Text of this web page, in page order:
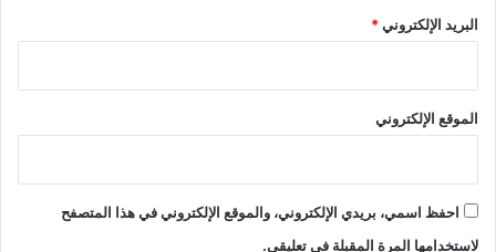
البريد الإلكتروني*
الموقع الإلكتروني
احفظ اسمي، بريدي الإلكتروني، والموقع الإلكتروني في هذا المتصفح
لاستخدامها المرة المقبلة في تعليقي.